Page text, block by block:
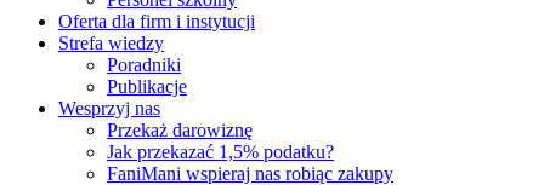
Oferta dla firm i instytucji
Strefa wiedzy
Poradniki
Publikacje
Wesprzyj nas
Przekaż darowiznę
Jak przekazać 1,5% podatku?
FaniMani wspieraj nas robiąc zakupy